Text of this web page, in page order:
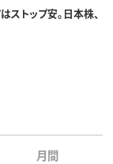
トップ安。日本株、
月間